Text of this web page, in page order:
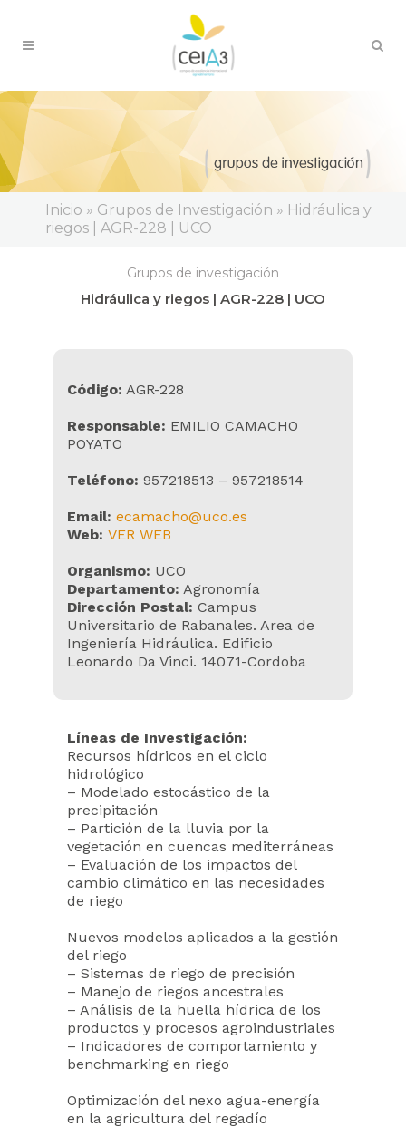
Inicio » Grupos de Investigación » Hidráulica y
riegos | AGR-228 | UCO
Grupos de investigación
Hidráulica y riegos | AGR-228 | UCO
Código: AGR-228
Responsable: EMILIO CAMACHO
POYATO
Teléfono: 957218513 – 957218514
Email: ecamacho@uco.es
Web: VER WEB
Organismo: UCO
Departamento: Agronomía
Dirección Postal: Campus
Universitario de Rabanales. Area de
Ingeniería Hidráulica. Edificio
Leonardo Da Vinci. 14071-Cordoba
Líneas de Investigación:
Recursos hídricos en el ciclo
hidrológico
– Modelado estocástico de la
precipitación
– Partición de la lluvia por la
vegetación en cuencas mediterráneas
– Evaluación de los impactos del
cambio climático en las necesidades
de riego
Nuevos modelos aplicados a la gestión
del riego
– Sistemas de riego de precisión
– Manejo de riegos ancestrales
– Análisis de la huella hídrica de los
productos y procesos agroindustriales
– Indicadores de comportamiento y
benchmarking en riego
Optimización del nexo agua-energía
en la agricultura del regadío